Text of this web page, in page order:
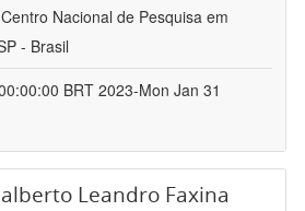
Centro Nacional de Pesquisa em
- Brasil
BRT 2023-Mon Jan 31
Leandro Faxina